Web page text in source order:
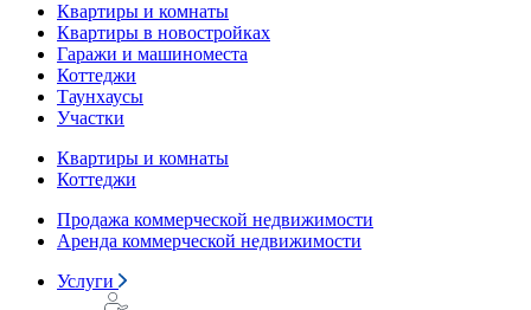
Квартиры и комнаты
Квартиры в новостройках
Гаражи и машиноместа
Коттеджи
Таунхаусы
Участки
Квартиры и комнаты
Коттеджи
Продажа коммерческой недвижимости
Аренда коммерческой недвижимости
Услуги